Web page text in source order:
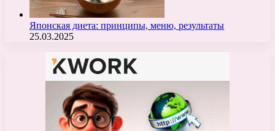
Японская диета: принципы, меню, результаты
25.03.2025